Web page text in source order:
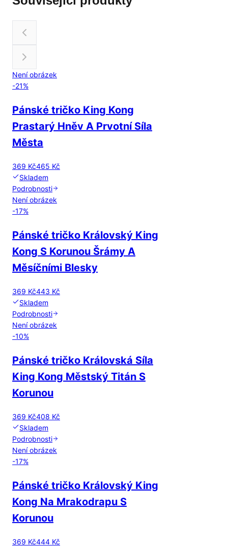
Není obrázek
-21%
Pánské tričko King Kong
Prastarý Hněv A Prvotní Síla
Města
369 Kč465 Kč
Skladem
Podrobnosti
Není obrázek
-17%
Pánské tričko Královský King
Kong S Korunou Šrámy A
Měsíčními Blesky
369 Kč443 Kč
Skladem
Podrobnosti
Není obrázek
-10%
Pánské tričko Královská Síla
King Kong Městský Titán S
Korunou
369 Kč408 Kč
Skladem
Podrobnosti
Není obrázek
-17%
Pánské tričko Královský King
Kong Na Mrakodrapu S
Korunou
369 Kč444 Kč